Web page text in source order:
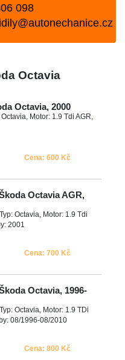
098
Octavia
Octavia, 2000
Motor: 1.9 Tdi AGR,
Cena: 600 Kč
Octavia AGR,
Octavia, Motor: 1.9 Tdi
2001
Cena: 700 Kč
Octavia, 1996-
Octavia, Motor: 1.9 TDi
08/1996-08/2010
Cena: 800 Kč